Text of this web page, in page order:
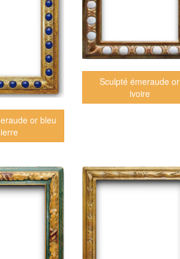
or bleu
Sculpté émeraude or
ivoire